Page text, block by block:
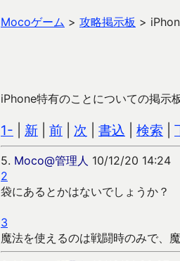
Mocoゲーム > 攻略掲示板 >
iPhone特有のことについての掲示
1- 新 前 次 書込 検索
5. Moco@管理人 10/12/20 14:24
2
袋にあるとかはないでしょうか？
3
魔法を使えるのは戦闘時のみで、